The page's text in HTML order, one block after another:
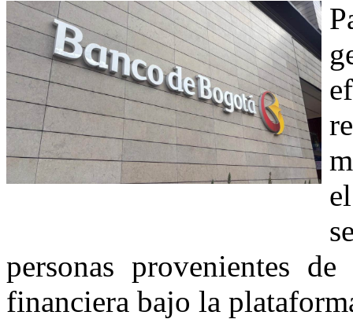
personas provenientes
financiera bajo la